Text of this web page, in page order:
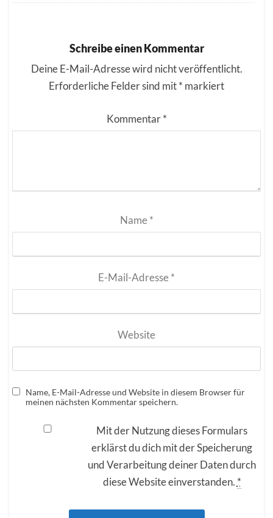
Schreibe einen Kommentar
Deine E-Mail-Adresse wird nicht veröffentlicht.
Erforderliche Felder sind mit* markiert
Kommentar*
Name*
E-Mail-Adresse*
Website
Name, E-Mail-Adresse und Website in diesem Browser für
meinen nächsten Kommentar speichern.
Mit der Nutzung dieses Formulars
erklärst du dich mit der Speicherung
und Verarbeitung deiner Daten durch
diese Website einverstanden. *